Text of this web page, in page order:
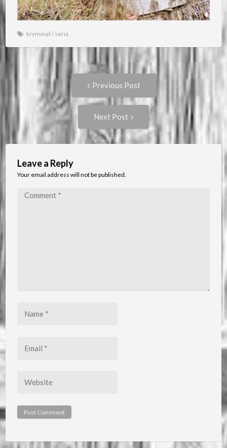
kryminał/seria
Post
navigation
Previous Post
Previous
Next Post
Next
Post:
Leave a Reply
Your email address will not be published.
Comment